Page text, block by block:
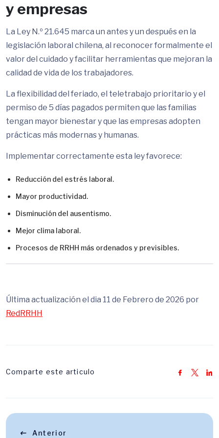
y empresas
La Ley N.º 21.645 marca un antes y un después en la
legislación laboral chilena, al reconocer formalmente el
valor del cuidado y facilitar herramientas que mejoran la
calidad de vida de los trabajadores.
La flexibilidad del feriado, el teletrabajo prioritario y el
permiso de 5 días pagados permiten que las familias
tengan mayor bienestar y que las empresas adopten
prácticas más modernas y humanas.
Implementar correctamente esta ley favorece:
Reducción del estrés laboral.
Mayor productividad.
Disminución del ausentismo.
Mejor clima laboral.
Procesos de RRHH más ordenados y previsibles.
Última actualización el dia 11 de Febrero de 2026 por
RedRRHH
Comparte este articulo
Anterior